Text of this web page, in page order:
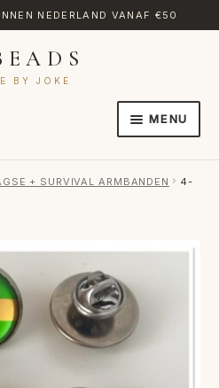
NEDERLAND VANAF €50
BY JOKE
MENU
+ SURVIVAL ARMBANDEN
4-